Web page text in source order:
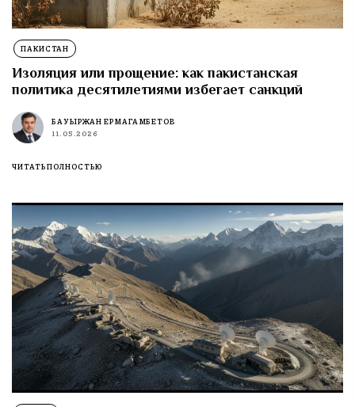
ПАКИСТАН
Изоляция или прощение: как пакистанская
политика десятилетиями избегает санкций
БАУЫРЖАН ЕРМАГАМБЕТОВ
11.05.2026
ЧИТАТЬ ПОЛНОСТЬЮ